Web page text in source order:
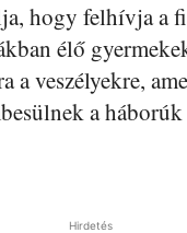
hogy felhívja a
élő
a veszélyekre,
a
Hirdetés